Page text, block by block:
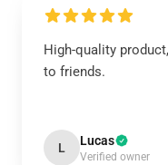
High-quality
to friends.
L Lucas
Verified owner